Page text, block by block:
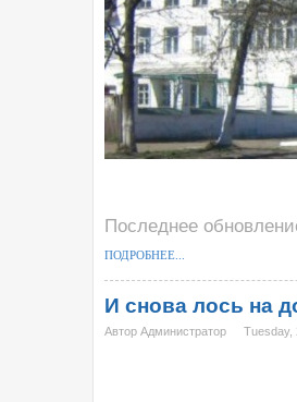
Последнее
ПОДРОБНЕЕ...
И снова лось на
Автор Администратор Tuesday,